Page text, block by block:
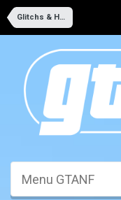
Glitchs & Hacks
Menu GTANF